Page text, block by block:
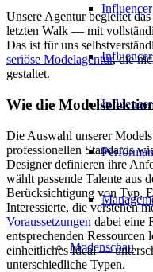
Modenschau
Unsere Agentur begleitet
letzten Walk — mit
Das ist für uns
seriöse Modelagentur, die
gestaltet.
Wie die
Die Auswahl unserer
professionellen Standards
Designer definieren ihre
wählt passende Talente aus
Berücksichtigung von Typ,
Interessierte, die verstehen
Voraussetzungen dabei eine
entsprechenden
einheitliches Ideal —
unterschiedliche Typen.